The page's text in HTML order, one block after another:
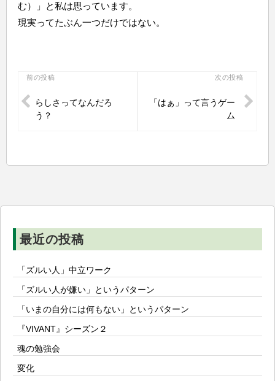
む）」と私は思っています。
現実ってたぶん一つだけではない。
投
稿
ー
前の投稿
らしさってなんだろ
う？
次の投稿
「はぁ」って言うゲー
ム
最近の投稿
「ズルい人」中立ワーク
「ズルい人が嫌い」というパターン
「いまの自分には何もない」というパターン
『VIVANT』シーズン２
魂の勉強会
変化